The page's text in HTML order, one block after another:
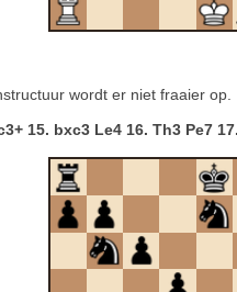
wordt er niet fraaier op.
15. bxc3 Le4 16. Th3 Pe7